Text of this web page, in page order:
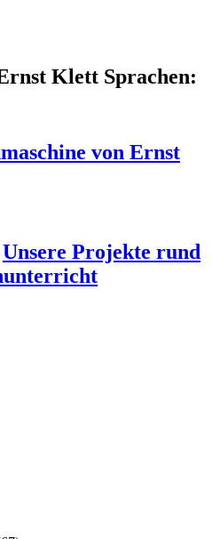
Klett Sprachen:
von Ernst
Unsere Projekte rund